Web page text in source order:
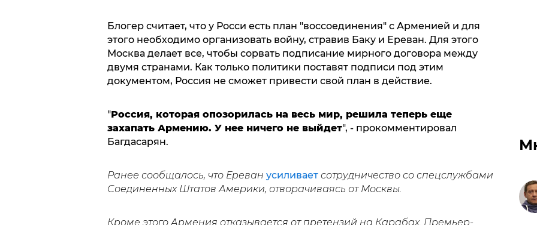
Блогер считает, что у Росси есть план "воссоединения" с Арменией и для
этого необходимо организовать войну, стравив Баку и Ереван. Для этого
Москва делает все, чтобы сорвать подписание мирного договора между
двумя странами. Как только политики поставят подписи под этим
документом, Россия не сможет привести свой план в действие.
"Россия, которая опозорилась на весь мир, решила теперь еще
захапать Армению. У нее ничего не выйдет", - прокомментировал
Багдасарян.
Ранее сообщалось, что Ереван усиливает сотрудничество со спецслужбами
Соединенных Штатов Америки, отворачиваясь от Москвы.
Кроме этого Армения отказывается от претензий на Карабах. Премьер-